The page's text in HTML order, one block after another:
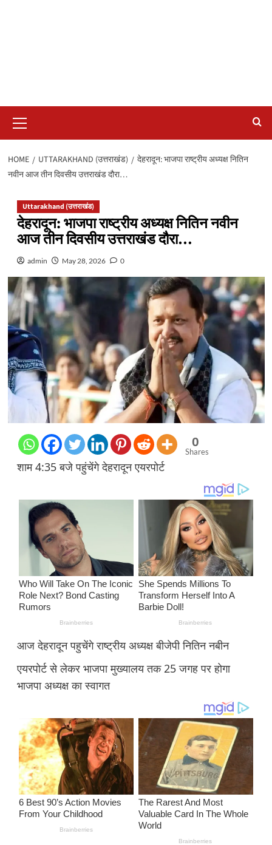
Menu
HOME UTTARAKHAND (उत्तराखंड)
देहरादून: भाजपा राष्ट्रीय अध्यक्ष नितिन
नवीन आज तीन दिवसीय उत्तराखंड दौरा…
Uttarakhand (उत्तराखंड)
देहरादून: भाजपा राष्ट्रीय अध्यक्ष नितिन नवीन
आज तीन दिवसीय उत्तराखंड दौरा…
admin May 28, 2026 0
0
Shares
शाम 4:35 बजे पहुंचेंगे देहरादून एयरपोर्ट
आज देहरादून पहुचेंगे राष्ट्रीय अध्यक्ष बीजेपी नितिन नबीन
एयरपोर्ट से लेकर भाजपा मुख्यालय तक 25 जगह पर होगा
भाजपा अध्यक्ष का स्वागत